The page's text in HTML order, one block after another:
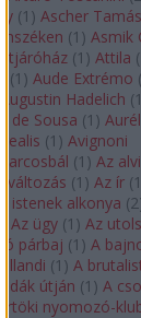
(1 ) Ascher Tamás
(1 ) Asmik
Átjáróház (1 ) Attila (
(1 ) Aude Extrémo (
Augustin Hadelich (1
de Sousa (1 )
(1 ) Avignoni
álarcosbál (1 ) Az
(1 ) Az ír (1
Az istenek alkonya (2
Az ügy (1 ) Az
párbaj (1 ) A
(1 ) A
útján (1 ) A
nyomozó-